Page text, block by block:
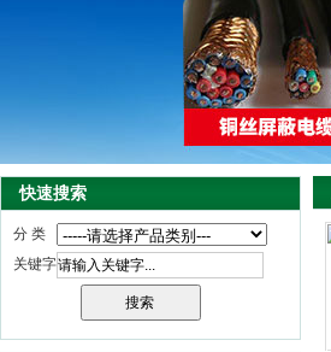
天津市电缆总厂橡塑电缆厂（天缆小猫集团）
快速搜索
分 类
关键字